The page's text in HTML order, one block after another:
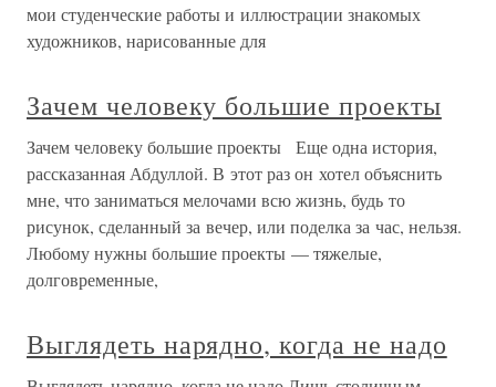
мои студенческие работы и иллюстрации знакомых
художников, нарисованные для
Зачем человеку большие проекты
Зачем человеку большие проекты Еще одна история,
рассказанная Абдуллой. В этот раз он хотел объяснить
мне, что заниматься мелочами всю жизнь, будь то
рисунок, сделанный за вечер, или поделка за час, нельзя.
Любому нужны большие проекты — тяжелые,
долговременные,
Выглядеть нарядно, когда не надо